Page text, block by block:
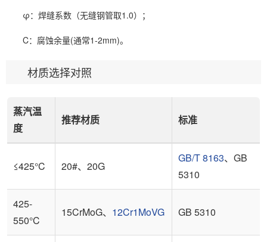
φ：焊缝系数（无缝钢管取1.0）；
C：腐蚀余量(通常1-2mm)。
材质选择对照
蒸汽温
度
推荐材质 标准
≤425°C 20#、20G
GB/T 8163、GB
5310
425-
550°C
15CrMoG、 12Cr1MoVG GB 5310